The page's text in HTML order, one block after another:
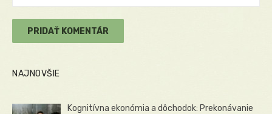
NAJNOVŠIE
Kognitívna ekonómia a dôchodok: Prekonávanie